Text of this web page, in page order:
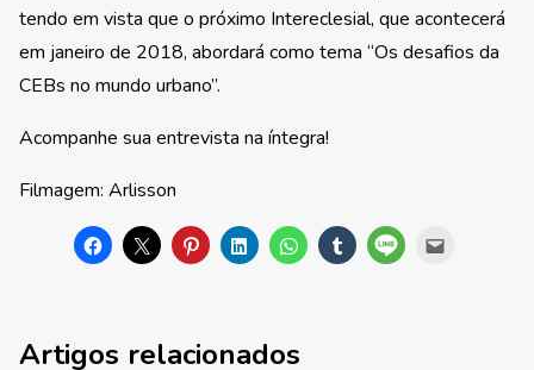
tendo em vista que o próximo Intereclesial, que acontecerá
em janeiro de 2018, abordará como tema “Os desafios da
CEBs no mundo urbano”.
Acompanhe sua entrevista na íntegra!
Filmagem: Arlisson
Artigos relacionados